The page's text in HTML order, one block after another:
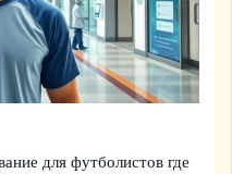
для футболистов где